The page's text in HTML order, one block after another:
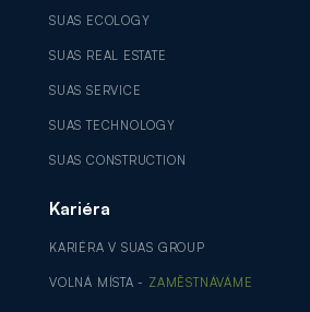
SUAS ECOLOGY
SUAS REAL ESTATE
SUAS SERVICE
SUAS TECHNOLOGY
SUAS CONSTRUCTION
Kariéra
KARIÉRA V SUAS GROUP
VOLNÁ MÍSTA - ZAMĚSTNÁVÁME